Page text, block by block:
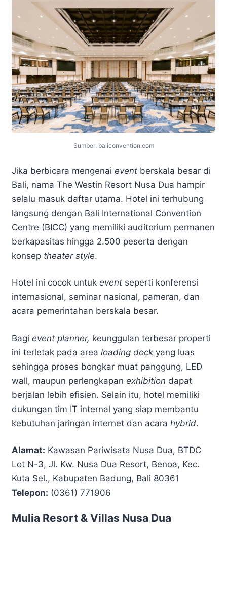
Sumber: baliconvention.com
Jika berbicara mengenai event berskala besar di
Bali, nama The Westin Resort Nusa Dua hampir
selalu masuk daftar utama. Hotel ini terhubung
langsung dengan Bali International Convention
Centre (BICC) yang memiliki auditorium permanen
berkapasitas hingga 2.500 peserta dengan
konsep theater style.
Hotel ini cocok untuk event seperti konferensi
internasional, seminar nasional, pameran, dan
acara pemerintahan berskala besar.
Bagi event planner, keunggulan terbesar properti
ini terletak pada area loading dock yang luas
sehingga proses bongkar muat panggung, LED
wall, maupun perlengkapan exhibition dapat
berjalan lebih efisien. Selain itu, hotel memiliki
dukungan tim IT internal yang siap membantu
kebutuhan jaringan internet dan acara hybrid.
Alamat: Kawasan Pariwisata Nusa Dua, BTDC
Lot N-3, Jl. Kw. Nusa Dua Resort, Benoa, Kec.
Kuta Sel., Kabupaten Badung, Bali 80361
Telepon: (0361) 771906
Mulia Resort & Villas Nusa Dua